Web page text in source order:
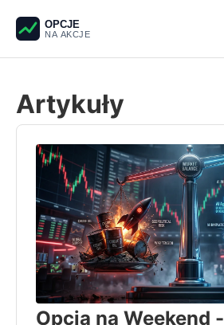
OPCJE
NA AKCJE
Derywaty
Pieniądze
Krypto
Analiza techniczna
Artykuły
Opcja na Weekend -